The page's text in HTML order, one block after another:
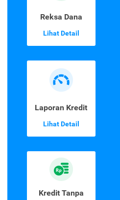
Reksa Dana
Lihat Detail
Laporan Kredit
Lihat Detail
Kredit Tanpa